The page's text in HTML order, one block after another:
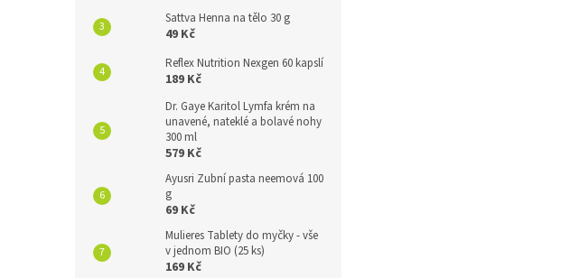
Sattva Henna na tělo 30 g
49 Kč
Reflex Nutrition Nexgen 60 kapslí
189 Kč
Dr. Gaye Karitol Lymfa krém na
unavené, nateklé a bolavé nohy
300 ml
579 Kč
Ayusri Zubní pasta neemová 100
g
69 Kč
Mulieres Tablety do myčky - vše
v jednom BIO (25 ks)
169 Kč